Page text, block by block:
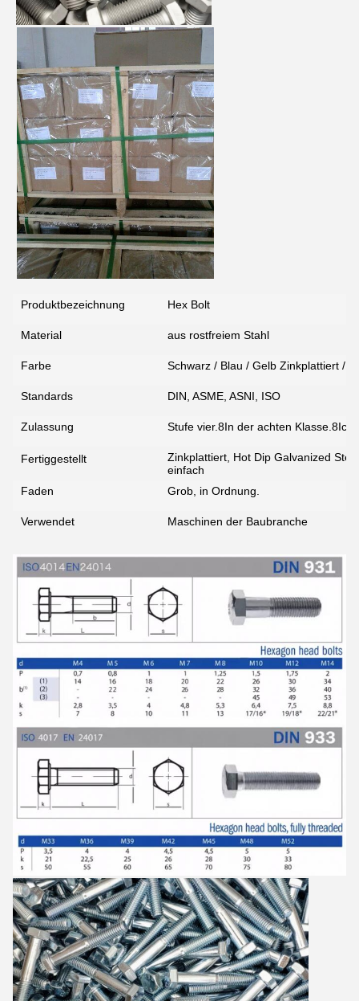
Produktbezeichnung Hex Bolt
Material aus rostfreiem Stahl
Farbe Schwarz / Blau / Gelb Zinkplattiert /
Standards DIN, ASME, ASNI, ISO
Zulassung Stufe vier.8In der achten
Fertiggestellt
Zinkplattiert, Hot Dip Galvanized
einfach
Faden
Grob, in Ordnung.
Verwendet Maschinen der Baubranche